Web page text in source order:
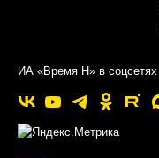
ИА «Время Н» в соцсетях